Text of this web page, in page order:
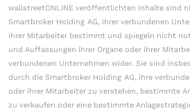
wallstreetONLINE veröffentlichten Inhalte sind
Smartbroker Holding AG, ihrer verbundenen
ihrer Mitarbeiter bestimmt und spiegeln nicht
und Auffassungen ihrer Organe oder ihrer
verbundenen Unternehmen wider. Sie sind
durch die Smartbroker Holding AG, ihre
oder ihrer Mitarbeiter zu verstehen, bestimmte
zu verkaufen oder eine bestimmte